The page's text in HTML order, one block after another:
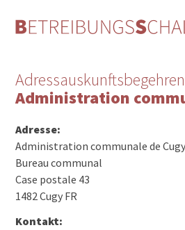
Administration
Adresse:
Administration communale de Cugy
Bureau communal
Case postale 43
1482 Cugy FR
Kontakt: